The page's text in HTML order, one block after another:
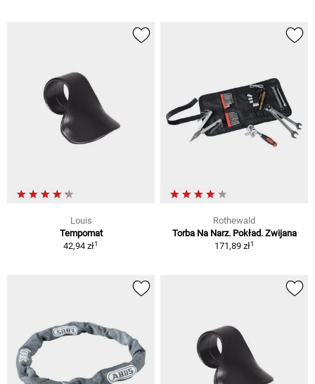
Louis
Tempomat
42,94 zł1
Rothewald
Torba Na Narz. Pokład. Zwijana
171,89 zł1